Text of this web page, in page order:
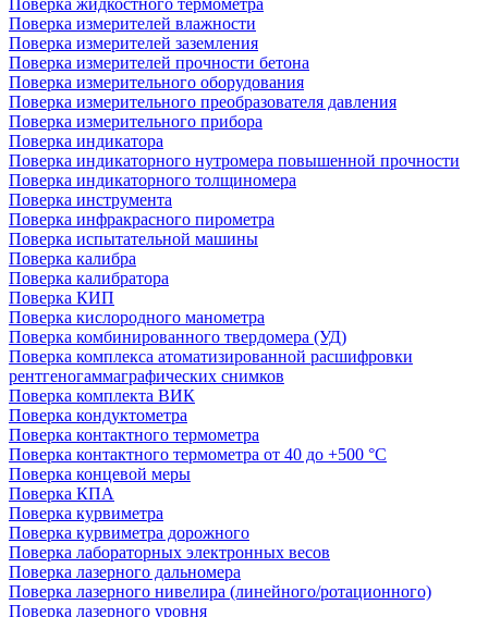
Поверка жидкостного термометра
Поверка измерителей влажности
Поверка измерителей заземления
Поверка измерителей прочности бетона
Поверка измерительного оборудования
Поверка измерительного преобразователя давления
Поверка измерительного прибора
Поверка индикатора
Поверка индикаторного нутромера повышенной прочности
Поверка индикаторного толщиномера
Поверка инструмента
Поверка инфракрасного пирометра
Поверка испытательной машины
Поверка калибра
Поверка калибратора
Поверка КИП
Поверка кислородного манометра
Поверка комбинированного твердомера (УД)
Поверка комплекса атоматизированной расшифровки
рентгеногаммаграфических снимков
Поверка комплекта ВИК
Поверка кондуктометра
Поверка контактного термометра
Поверка контактного термометра от 40 до +500 °С
Поверка концевой меры
Поверка КПА
Поверка курвиметра
Поверка курвиметра дорожного
Поверка лабораторных электронных весов
Поверка лазерного дальномера
Поверка лазерного нивелира (линейного/ротационного)
Поверка лазерного уровня